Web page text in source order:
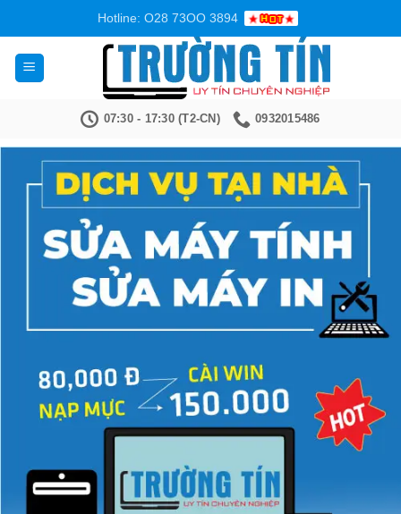
nội
dung
Hotline: O28 73OO 3894
07:30 - 17:30 (T2-CN) 0932015486